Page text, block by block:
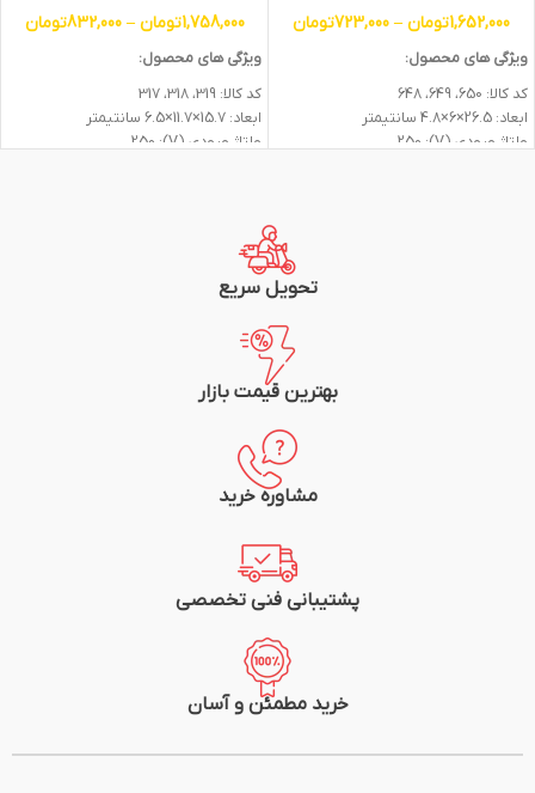
1,652,000تومان –
723,000تومان
ویژگی های محصول:
کد کالا: 650، 649، 648
ابعاد: 26.5×6×4.8 سانتیمتر
ولتاژ ورودی (V): 250
استاندارد ملی ایران، گواهی استاندارد اروپا
1,758,000تومان –
832,000تومان
ویژگی های محصول:
کد کالا: 319، 318، 317
ابعاد: 15.7×11.7×6.5 سانتیمتر
ولتاژ ورودی (V): 250
جنس بدنه: پلاستیک
جنس هسته: سرامیک
رنگ بدنه: سفید
طول کابل (متر): 1.8 الی 5 متر
نوع کابل: 1*3
ارت: دارد
استاندارد ملی ایران، گواهی استاندارد اروپا
تحویل سریع
بهترین قیمت بازار
مشاوره خرید
پشتیبانی فنی تخصصی
خرید مطمئن و آسان